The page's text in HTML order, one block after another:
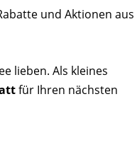
und Aktionen aus
lieben. Als kleines
für Ihren nächsten